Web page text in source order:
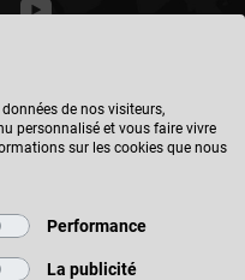
de nos visiteurs,
personnalisé et vous faire vivre
sur les cookies que nous
Performance
La publicité